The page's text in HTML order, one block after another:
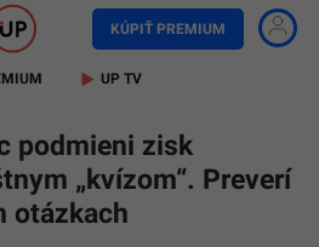
KÚPIŤ PREMIUM
UP TV
podmieni zisk
„kvízom“. Preverí
otázkach